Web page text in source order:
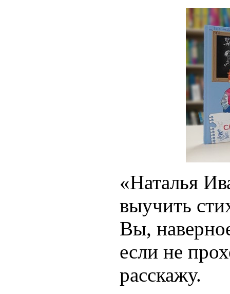
«Наталья
выучить
Вы,
если не
расскажу.